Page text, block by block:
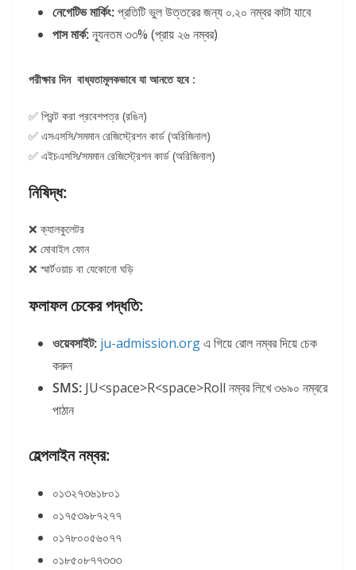
নেগেটিভ মার্কিং:প্রতিটি ভুল উত্তরের জন্য ০.২০ নম্বর কাটা যাবে
পাস মার্ক:ন্যূনতম ৩৩% (প্রায় ২৬ নম্বর)
পরীক্ষার দিন বাধ্যতামূলকভাবে যা আনতে হবে :
✅ প্রিন্ট করা প্রবেশপত্র (রঙিন)
✅ এসএসসি/সমমান রেজিস্ট্রেশন কার্ড (অরিজিনাল)
✅ এইচএসসি/সমমান রেজিস্ট্রেশন কার্ড (অরিজিনাল)
নিষিদ্ধ:
❌ ক্যালকুলেটর
❌ মোবাইল ফোন
❌ স্মার্টওয়াচ বা যেকোনো ঘড়ি
ফলাফল চেকের পদ্ধতি:
ওয়েবসাইট: ju-admission.orgএ গিয়ে রোল নম্বর দিয়ে চেক
করুন
SMS: JU<space>R<space>Roll নম্বর লিখে ৩৬৯০ নম্বরে
পাঠান
হেল্পলাইন নম্বর:
০১৩২৭৩৬১৮০১
০১৭৫৩৯৮৭২৭৭
০১৭৮০০৫৬০৭৭
০১৮৫০৮৭৭৩৩৩